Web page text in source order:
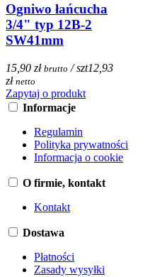
Ogniwo łańcucha
3/4" typ 12B-2
SW41mm
15,90 zł brutto / szt12,93
zł netto
Zapytaj o produkt
Informacje
Regulamin
Polityka prywatności
Informacja o cookie
O firmie, kontakt
Kontakt
Dostawa
Płatności
Zasady wysyłki